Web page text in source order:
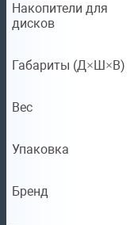
Накопители для
дисков
Габариты (Д×Ш×В)
Вес
Упаковка
Бренд